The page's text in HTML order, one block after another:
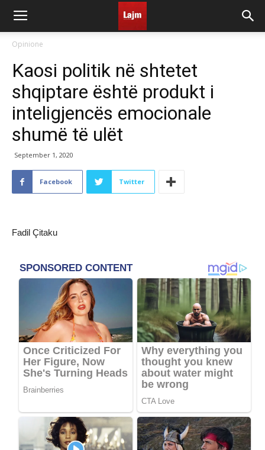
Opinione
Kaosi politik në shtetet
shqiptare është produkt i
inteligjencës emocionale
shumë të ulët
September 1, 2020
Facebook Twitter
Fadil Çitaku